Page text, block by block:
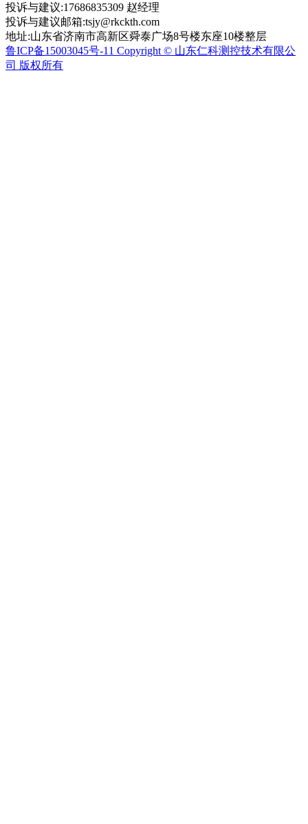
投诉与建议:17686835309 赵经理
投诉与建议邮箱:tsjy@rkckth.com
地址:山东省济南市高新区舜泰广场8号楼东座10楼整层
鲁ICP备15003045号-11 Copyright © 山东仁科测控技术有限公
司 版权所有